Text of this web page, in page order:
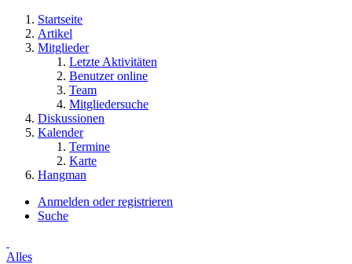
Startseite
Artikel
Mitglieder
Letzte Aktivitäten
Benutzer online
Team
Mitgliedersuche
Diskussionen
Kalender
Termine
Karte
Hangman
Anmelden oder registrieren
Suche
Alles